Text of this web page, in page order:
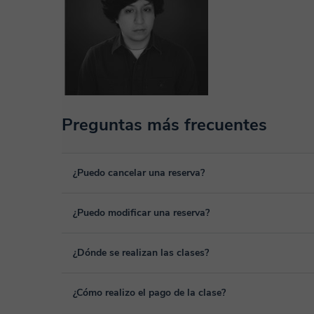
Preguntas más frecuentes
¿Puedo cancelar una reserva?
Sí, puedes cancelar una reserva hasta un máximo de 8
¿Puedo modificar una reserva?
Sí, siempre puede surgir algún imprevisto, por lo que
¿Dónde se realizan las clases?
Las clases se realizan en el aula virtual de Classgap,
¿Cómo realizo el pago de la clase?